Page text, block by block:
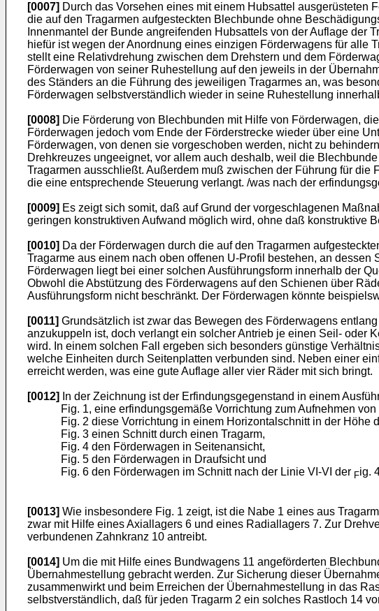
[0007] Durch das Vorsehen eines mit einem Hubsattel ausgerüsteten
die auf den Tragarmen aufgesteckten Blechbunde ohne
Innenmantel der Bunde angreifenden Hubsattels von der Auflage der
hiefür ist wegen der Anordnung eines einzigen Förderwagens für
stellt eine Relativdrehung zwischen dem Drehstern und dem
Förderwagen von seiner Ruhestellung auf den jeweils in der
des Ständers an die Führung des jeweiligen Tragarmes an, was
Förderwagen selbstverständlich wieder in seine Ruhestellung
[0008] Die Förderung von Blechbunden mit Hilfe von Förderwagen,
Förderwagen jedoch vom Ende der Förderstrecke wieder über eine
Förderwagen, von denen sie vorgeschoben werden, nicht zu
Drehkreuzes ungeeignet, vor allem auch deshalb, weil die
Tragarmen ausschließt. Außerdem muß zwischen der Führung für
die eine entsprechende Steuerung verlangt. /was nach der
[0009] Es zeigt sich somit, daß auf Grund der vorgeschlagenen
geringen konstruktiven Aufwand möglich wird, ohne daß konstruktive
[0010] Da der Förderwagen durch die auf den Tragarmen
Tragarme aus einem nach oben offenen U-Profil bestehen, an
Förderwagen liegt bei einer solchen Ausführungsform innerhalb der
Obwohl die Abstützung des Förderwagens auf den Schienen über
Ausführungsform nicht beschränkt. Der Förderwagen könnte
[0011] Grundsätzlich ist zwar das Bewegen des Förderwagens
anzukuppeln ist, doch verlangt ein solcher Antrieb je einen Seil- oder
wird. In einem solchen Fall ergeben sich besonders günstige
welche Einheiten durch Seitenplatten verbunden sind. Neben einer
erreicht werden, was eine gute Auflage aller vier Räder mit sich bringt.
[0012]
In der Zeichnung ist der Erfindungsgegenstand in einem
Fig. 1, eine erfindungsgemäße Vorrichtung zum Aufnehmen
Fig. 2 diese Vorrichtung in einem Horizontalschnitt in der Höhe
Fig. 3 einen Schnitt durch einen Tragarm,
Fig. 4 den Förderwagen in Seitenansicht,
Fig. 5 den Förderwagen in Draufsicht und
Fig. 6 den Förderwagen im Schnitt nach der Linie VI-VI der Fig.
[0013] Wie insbesondere Fig. 1 zeigt, ist die Nabe 1 eines aus
zwar mit Hilfe eines Axiallagers 6 und eines Radiallagers 7. Zur
verbundenen Zahnkranz 10 antreibt.
[0014] Um die mit Hilfe eines Bundwagens 11 angeförderten
Übernahmestellung gebracht werden. Zur Sicherung dieser
zusammenwirkt und beim Erreichen der Übernahmestellung in das
selbstverständlich, daß für jeden Tragarm 2 ein solches Rastloch 14